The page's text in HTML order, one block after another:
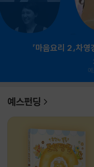
『마음요리 2』차
예스펀딩